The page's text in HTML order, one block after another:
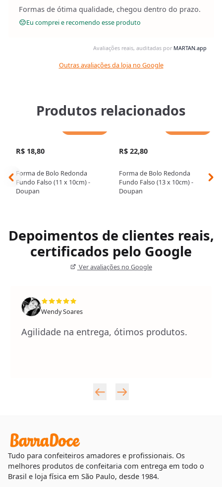
Formas de ótima qualidade, chegou dentro do prazo.
Eu comprei e recomendo esse produto
Avaliações reais, auditadas por MARTAN.app
Outras avaliações da loja no Google
Produtos relacionados
R$ 18,80
Forma de Bolo Redonda
Fundo Falso (11 x 10cm) -
Doupan
R$ 22,80
Forma de Bolo Redonda
Fundo Falso (13 x 10cm) -
Doupan
Depoimentos de clientes reais,
certificados pelo Google
Ver avaliações no Google
Wendy Soares
Agilidade na entrega, ótimos produtos.
Tudo para confeiteiros amadores e profissionais. Os
melhores produtos de confeitaria com entrega em todo o
Brasil e loja física em São Paulo, desde 1984.